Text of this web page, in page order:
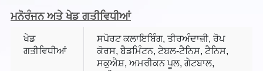
ਮਨੋਰੰਜਨ ਅਤੇ ਖੇਡ ਗਤੀਵਿਧੀਆਂ
ਖੇਡ
ਗਤੀਵਿਧੀਆਂ
ਸਪੋਰਟ ਕਲਾਇਬਿੰਗ, ਤੀਰਅੰਦਾਜ਼ੀ, ਰੋਪ
ਕੋਰਸ, ਬੈਡਮਿੰਟਨ, ਟੇਬਲ-ਟੈਨਿਸ, ਟੈਨਿਸ,
ਸਕੁਐਸ਼, ਅਮਰੀਕਨ ਪੂਲ, ਗੇਟਬਾਲ,